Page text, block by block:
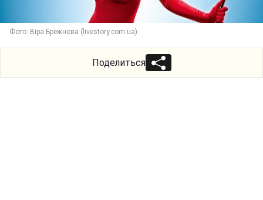
Фото: Віра Брежнєва (livestory.com.ua)
Поделиться